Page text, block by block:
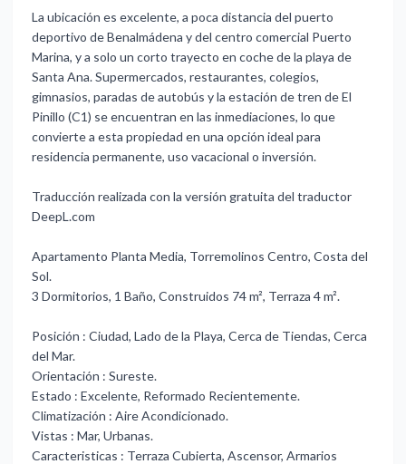
La ubicación es excelente, a poca distancia del puerto
deportivo de Benalmádena y del centro comercial Puerto
Marina, y a solo un corto trayecto en coche de la playa de
Santa Ana. Supermercados, restaurantes, colegios,
gimnasios, paradas de autobús y la estación de tren de El
Pinillo (C1) se encuentran en las inmediaciones, lo que
convierte a esta propiedad en una opción ideal para
residencia permanente, uso vacacional o inversión.
Traducción realizada con la versión gratuita del traductor
DeepL.com
Apartamento Planta Media, Torremolinos Centro, Costa del
Sol.
3 Dormitorios, 1 Baño, Construidos 74 m², Terraza 4 m².
Posición : Ciudad, Lado de la Playa, Cerca de Tiendas, Cerca
del Mar.
Orientación : Sureste.
Estado : Excelente, Reformado Recientemente.
Climatización : Aire Acondicionado.
Vistas : Mar, Urbanas.
Caracteristicas : Terraza Cubierta, ‌Ascensor, ‌Armarios